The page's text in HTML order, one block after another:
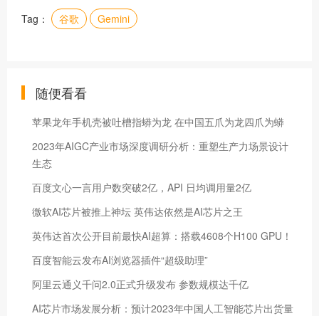
Tag： 谷歌 ​Gemini
随便看看
苹果龙年手机壳被吐槽指蟒为龙 在中国五爪为龙四爪为蟒
2023年AIGC产业市场深度调研分析：重塑生产力场景设计
生态
百度文心一言用户数突破2亿，API 日均调用量2亿
微软AI芯片被推上神坛 英伟达依然是AI芯片之王
英伟达首次公开目前最快AI超算：搭载4608个H100 GPU！
百度智能云发布AI浏览器插件“超级助理”
阿里云通义千问2.0正式升级发布 参数规模达千亿
AI芯片市场发展分析：预计2023年中国人工智能芯片出货量